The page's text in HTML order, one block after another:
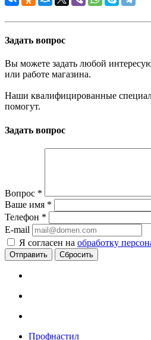
Задать вопрос
Вы можете задать любой
или работе магазина.
Наши квалифицированные
помогут.
Задать вопрос
Вопрос *
Ваше имя *
Телефон *
E-mail
Я согласен на обработку
Сбросить
Профнастил